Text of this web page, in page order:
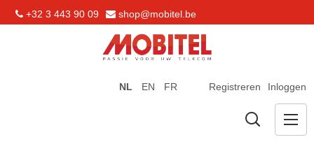
+32 3 443 90 09 shop@mobitel.be
Registreren Inloggen
NL EN FR